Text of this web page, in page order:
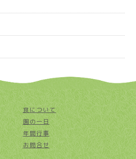
食について
園の一日
年間行事
お問合せ